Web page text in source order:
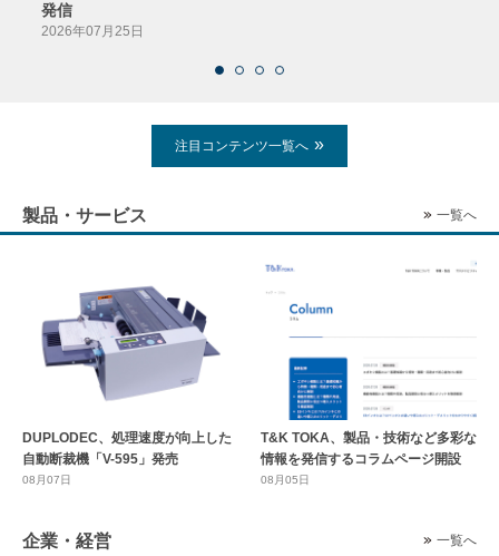
発信
2026年07月25日
注目コンテンツ一覧へ
製品・サービス 一覧へ
DUPLODEC、処理速度が向上した
自動断裁機「V-595」発売
08月07日
T&K TOKA、製品・技術など多彩な
情報を発信するコラムページ開設
08月05日
企業・経営 一覧へ